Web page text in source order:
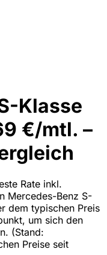
Klasse
€/mtl. –
Rate inkl.
Mercedes-Benz S-
dem typischen Preis
um sich den
(Stand:
Preise seit